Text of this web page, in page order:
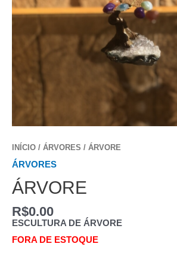
INÍCIO / ÁRVORES / ÁRVORE
ÁRVORES
ÁRVORE
R$0.00
ESCULTURA DE ÁRVORE
FORA DE ESTOQUE